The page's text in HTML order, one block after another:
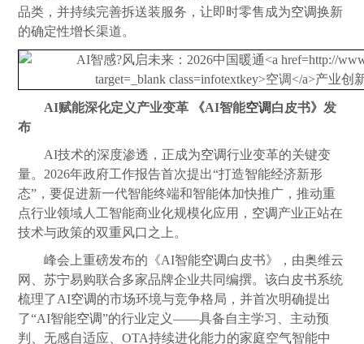
品类，并持续完善拆送装服务，让即时零售成为空调换新
的确定性增长渠道。
AI赋能深化定义产业变革 《AI智能空调白皮书》发
布
AI技术的深度渗透，正成为空调行业变革的关键变
量。2026年政府工作报告首次提出“打造智能经济新形
态”，要促进新一代智能终端和智能体加快推广，推动重
点行业领域人工智能商业化规模化应用， 空调产业正站在
技术与政策的双重风口之上。
峰会上重磅发布的《AI智能空调白皮书》，由奥维云
网、苏宁易购联合多家品牌企业共同编撰。该白皮书系统
梳理了AI空调的市场环境与竞争格局，并首次明确提出
了“AI智能空调”的行业定义――具备自主学习、主动预
判、无感自适应、OTA持续进化能力的家庭空气智能中